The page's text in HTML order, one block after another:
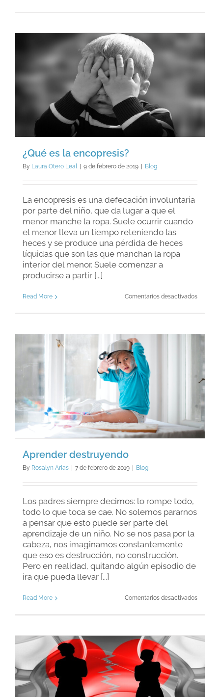
¿Qué es la encopresis?
By Laura Otero Leal 9 de febrero de 2019 Blog
La encopresis es una defecación involuntaria
por parte del niño, que da lugar a que el
menor manche la ropa. Suele ocurrir cuando
el menor lleva un tiempo reteniendo las
heces y se produce una pérdida de heces
líquidas que son las que manchan la ropa
interior del menor. Suele comenzar a
producirse a partir [...]
Read More Comentarios desactivadosen
Aprender destruyendo
By Rosalyn Arias 7 de febrero de 2019 Blog
Los padres siempre decimos: lo rompe todo,
todo lo que toca se cae. No solemos pararnos
a pensar que esto puede ser parte del
aprendizaje de un niño. No se nos pasa por la
cabeza, nos imaginamos constantemente
que eso es destrucción, no construcción.
Pero en realidad, quitando algún episodio de
ira que pueda llevar [...]
Read More Comentarios desactivadosen